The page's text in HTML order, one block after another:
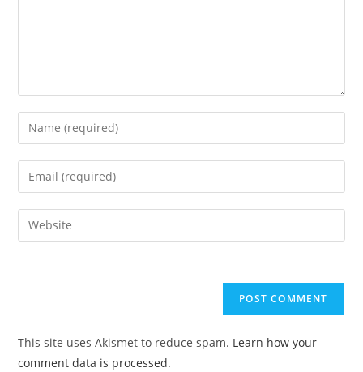
Enter
your
name
comment
Enter
your
email
address
Enter
your
This site uses Akismet to reduce spam. Learn how your
comment data is processed.